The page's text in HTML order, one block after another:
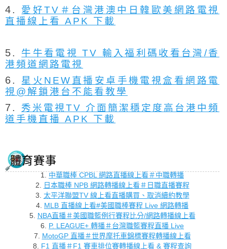
4. 愛好TV＃台灣港澳中日韓歐美網路電視
直播線上看 APK 下載
5. 牛牛看電視 TV 輸入福利碼收看台灣/香
港頻道網路電視
6. 星火NEW直播安卓手機電視盒看網路電
視@解鎖港台不能看教學
7. 秀米電視TV 介面簡潔穩定度高台港中頻
道手機直播 APK 下載
體育賽事
1. 中華職棒 CPBL 網路直播線上看＃中職轉播
2. 日本職棒 NPB 網路轉播線上看＃日職直播賽程
3. 太平洋聯盟TV 線上看直播購買、取消續約教學
4. MLB 直播線上看#美國職棒賽程 Live 網路轉播
5. NBA直播＃美國職籃例行賽程比分/網路轉播線上看
6. P. LEAGUE+ 轉播＃台灣職籃賽程直播 Live
7. MotoGP 直播＃世界摩托車錦標賽程轉播線上看
8. F1 直播＃F1 賽車排位賽轉播線上看 & 賽程查詢